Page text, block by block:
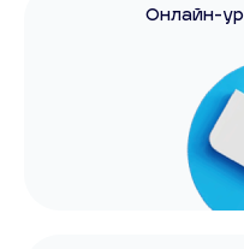
Онлайн-